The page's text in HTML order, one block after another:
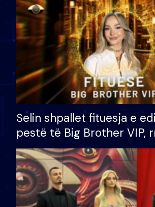
Selin shpallet fituesja e
pestë të Big Brother VIP,
çmimin e madh prej 100